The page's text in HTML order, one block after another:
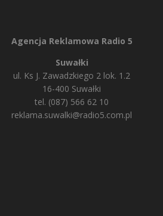
Agencja Reklamowa Radio 5
Suwałki
ul. Ks J. Zawadzkiego 2 lok. 1.2
16-400 Suwałki
tel. (087) 566 62 10
reklama.suwalki@radio5.com.pl